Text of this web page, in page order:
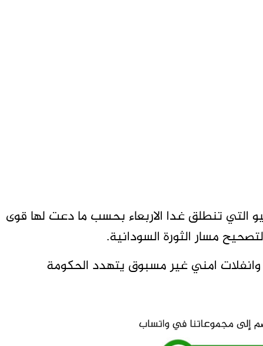
قبل ساعات من مليونية 30 يونيو التي تنطلق غدا الاربعاء بحسب ما دعت لها قوى
مسار الثورة السودانية.
امني غير مسبوق يتهدد الحكومة